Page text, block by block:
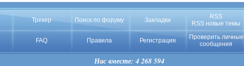
Трекер Поиск по форуму Закладки
RSS
RSS новые темы
FAQ Правила Регистрация
Проверить личные
сообщения
Нас вместе: 4 268 594